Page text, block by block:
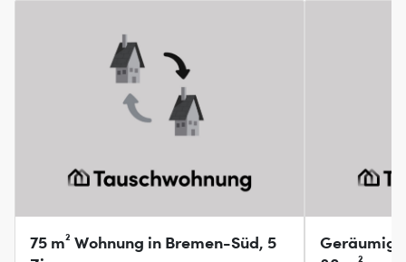
75 m² Wohnung in Bremen-Süd, 5